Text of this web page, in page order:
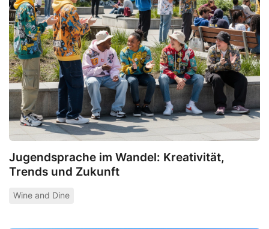
Jugendsprache im Wandel: Kreativität,
Trends und Zukunft
Wine and Dine